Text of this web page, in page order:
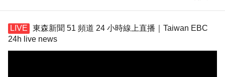
東森新聞 51 頻道 24 小時線上直播｜Taiwan EBC
24h live news